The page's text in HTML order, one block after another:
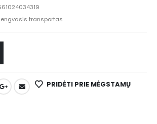
transportas
PRIDĖTI PRIE MĖGSTAMŲ